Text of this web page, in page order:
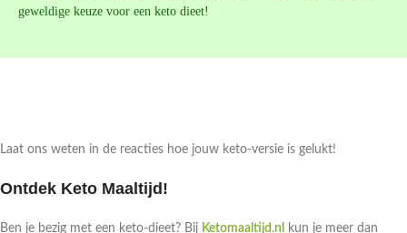
geweldige keuze voor een keto dieet!
Laat ons weten in de reacties hoe jouw keto-versie is gelukt!
Ontdek Keto Maaltijd!
Ben je bezig met een keto-dieet? Bij Ketomaaltijd.nl kun je meer dan